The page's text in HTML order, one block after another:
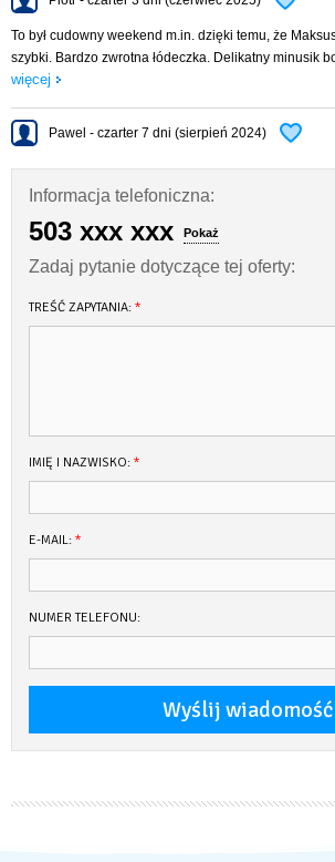
instalacja elektryczna
kabina WC + WC chemiczne
kambuz: kuchenka gazowa, komplet naczyń,
patelnia
DANE TECHNICZNE
Długość całkowita 9,44 m
Długość kadłuba 8,45 m
Szerokość kadłuba 2,92 m
Wysokość wnętrza 1,85 m
Zanurzenie 0,40 / 1,60 m
To był cudowny weekend m.in. dzięki temu, że
szybki. Bardzo zwrotna łódeczka. Delikatny minusik
więcej
Pawel - czarter 7 dni (sierpień 2024)
Informacja telefoniczna:
503 xxx xxx Pokaż
Zadaj pytanie dotyczące tej oferty:
TREŚĆ ZAPYTANIA: *
IMIĘ I NAZWISKO: *
E-MAIL: *
NUMER TELEFONU: